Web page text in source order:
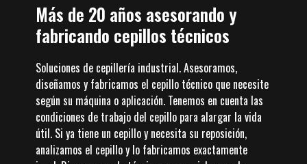
Más de 20 años asesorando y
fabricando cepillos técnicos
Soluciones de cepillería industrial. Asesoramos,
diseñamos y fabricamos el cepillo técnico que necesite
según su máquina o aplicación. Tenemos en cuenta las
condiciones de trabajo del cepillo para alargar la vida
útil. Si ya tiene un cepillo y necesita su reposición,
analizamos el cepillo y lo fabricamos exactamente